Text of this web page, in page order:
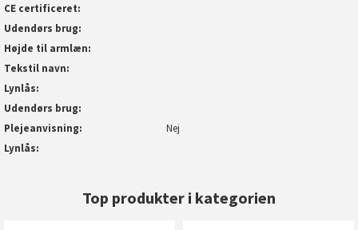
CE certificeret
Udendørs brug
Højde til armlæn
Tekstil navn
Lynlås
Udendørs brug
Plejeanvisning
Nej
Lynlås
Top produkter i kategorien